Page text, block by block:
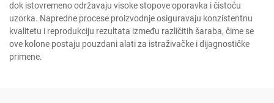
dok istovremeno održavaju visoke stopove oporavka i čistoću
uzorka. Napredne procese proizvodnje osiguravaju konzistentnu
kvalitetu i reprodukciju rezultata između različitih šaraba, čime se
ove kolone postaju pouzdani alati za istraživačke i dijagnostičke
primene.